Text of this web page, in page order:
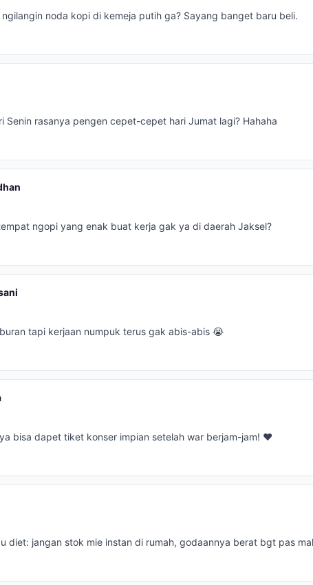
noda kopi di kemeja putih ga? Sayang banget baru beli.
Senin rasanya pengen cepet-cepet hari Jumat lagi? Hahaha
ngopi yang enak buat kerja gak ya di daerah Jaksel?
tapi kerjaan numpuk terus gak abis-abis 😭
bisa dapet tiket konser impian setelah war berjam-jam! ❤️
diet: jangan stok mie instan di rumah, godaannya berat bgt pas